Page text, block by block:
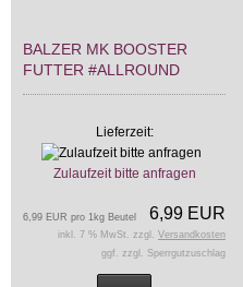
BALZER MK BOOSTER
FUTTER #ALLROUND
Lieferzeit:
Zulaufzeit bitte anfragen
6,99 EUR
6,99 EUR pro 1kg Beutel
inkl. 7 % MwSt. zzgl. Versandkosten
ggf. zzgl. Sperrgutzuschlag